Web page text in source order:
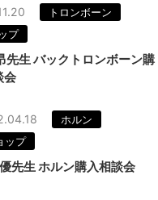
トロンボーン
プ
先生 バックトロンボーン購
会
ホルン
ップ
先生 ホルン購入相談会